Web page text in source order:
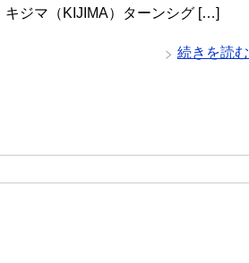
キジマ（KIJIMA）ターンシグ […]
続きを読む